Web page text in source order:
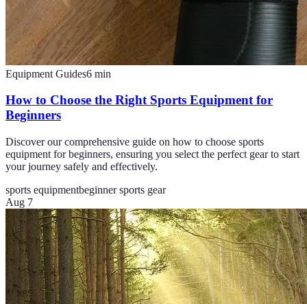
Equipment Guides6 min
How to Choose the Right Sports Equipment for
Beginners
Discover our comprehensive guide on how to choose sports
equipment for beginners, ensuring you select the perfect gear to start
your journey safely and effectively.
sports equipmentbeginner sports gear
Aug 7